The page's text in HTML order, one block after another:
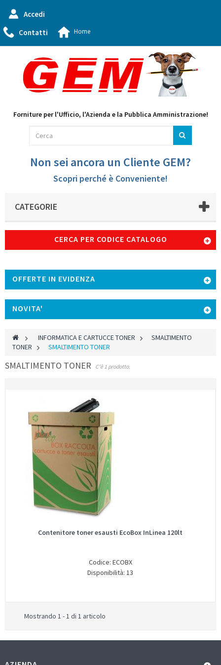
Accedi
Contatti
Home
Forniture per l'Ufficio, l'Azienda e la Pubblica Amministrazione!
Non sei ancora un Cliente GEM?
Scopri perché è Conveniente!
CATEGORIE
CERCA PER CODICE CATALOGO
OFFERTE IN EVIDENZA
NOVITA'
> INFORMATICA E CARTUCCE TONER >
SMALTIMENTO
TONER
> SMALTIMENTO TONER
SMALTIMENTO TONER C'è 1 prodotto.
Contenitore toner esausti EcoBox InLinea 120lt
Codice: ECOBX
Disponibilità: 13
Mostrando 1 - 1 di 1 articolo